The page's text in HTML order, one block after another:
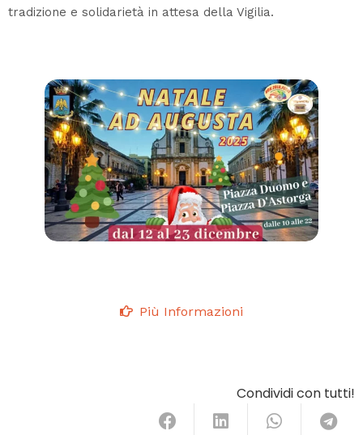
tradizione e solidarietà in attesa della Vigilia.
Più Informazioni
Condividi con tutti!